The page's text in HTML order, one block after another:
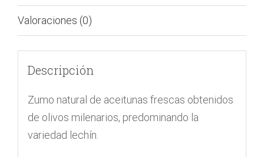
Valoraciones (0)
Descripción
Zumo natural de aceitunas frescas obtenidos
de olivos milenarios, predominando la
variedad lechín.